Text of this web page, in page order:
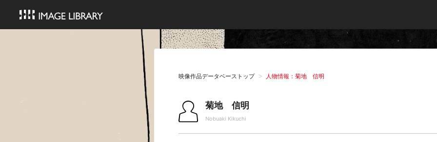
映像作品データベーストップ 人物情報：菊地 信明
菊地 信明
Nobuaki Kikuchi